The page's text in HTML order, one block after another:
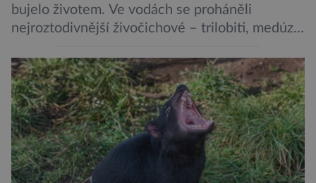
bujelo životem. Ve vodách se proháněli
nejroztodivnější živočichové – trilobiti, medúzy
prazvláštní stonožce podobný tvor, který měl
zárodky zbraní typických pro dnešní pavouky.
Pavouci, štíři či klíšťata jsou členovci patřící do
skupiny klepítkatců. Vyznačují se takzvanými
chelicerami, které u nich představují právě […]